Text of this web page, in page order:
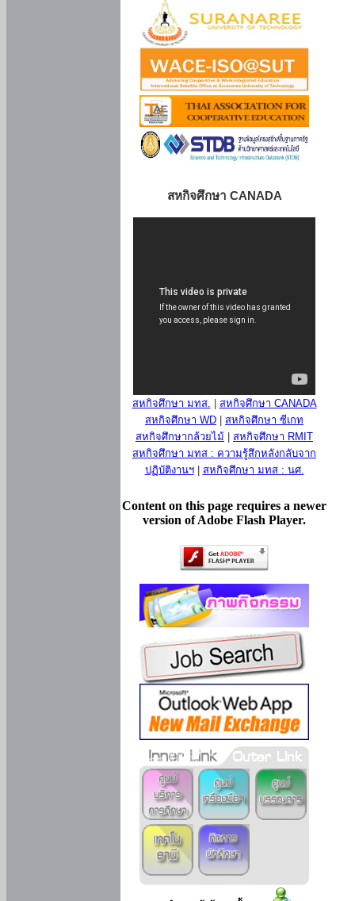
สหกิจศึกษา CANADA
สหกิจศึกษา มทส.
สหกิจศึกษา CANADA
สหกิจศึกษา WD
สหกิจศึกษา ซีเกท
สหกิจศึกษากล้วยไม้
สหกิจศึกษา RMIT
สหกิจศึกษา มทส : ความรู้สึกหลังกลับจาก
ปฏิบัติงานฯ| สหกิจศึกษา มทส : นศ.
Content on this page requires a newer
version of Adobe Flash Player.